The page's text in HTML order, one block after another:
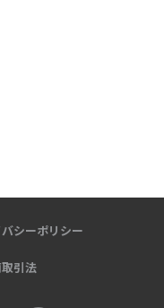
シーポリシー
引法